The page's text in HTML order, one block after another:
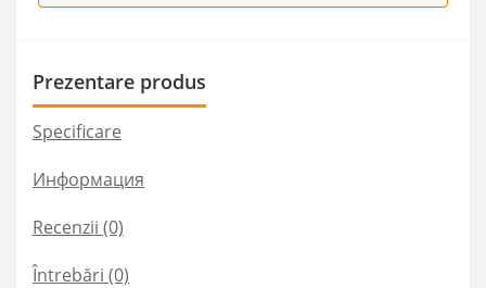
Prezentare produs
Specificare
Информация
Recenzii (0)
Întrebări (0)